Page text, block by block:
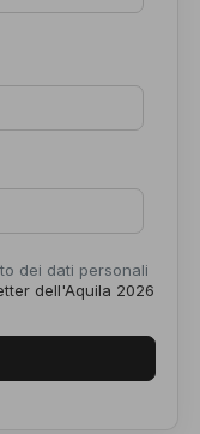
dei dati personali
dell'Aquila 2026